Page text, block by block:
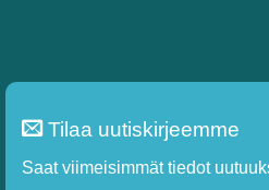
Tilaa uutiskirjeemme
Saat viimeisimmät tiedot